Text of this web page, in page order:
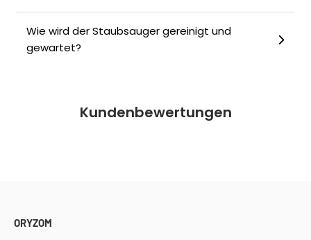
Wie wird der Staubsauger gereinigt und
gewartet?
Kundenbewertungen
ORYZOM